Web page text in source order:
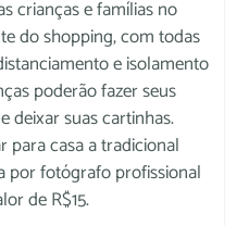
crianças e famílias no
do shopping, com todas
e isolamento
poderão fazer seus
deixar suas cartinhas.
para casa a tradicional
por fotógrafo profissional
de R$15.